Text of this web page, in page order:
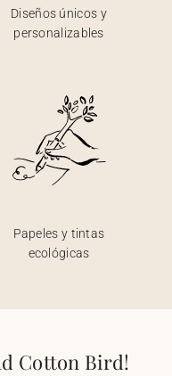
Diseños únicos y
personalizables
Papeles y tintas
ecológicas
Cotton Bird!